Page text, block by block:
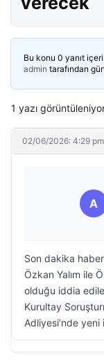
Bu konu 0 yanıt
admin tarafından
1 yazı
02/06/2026: 4:29 pm
A
Son dakika
Özkan Yalım ile
olduğu iddia
Kurultay
Adliyesi’nde